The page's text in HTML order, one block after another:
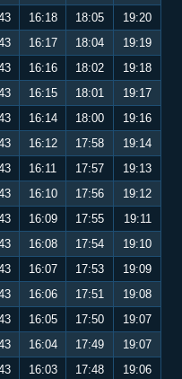
16:18 18:05
19:20
16:17 18:04
19:19
16:16 18:02
19:18
16:15 18:01
19:17
16:14 18:00
19:16
16:12 17:58
19:14
16:11 17:57
19:13
16:10 17:56
19:12
16:09 17:55
19:11
16:08 17:54
19:10
16:07 17:53
19:09
16:06 17:51
19:08
16:05 17:50
19:07
16:04 17:49
19:07
16:03 17:48
19:06